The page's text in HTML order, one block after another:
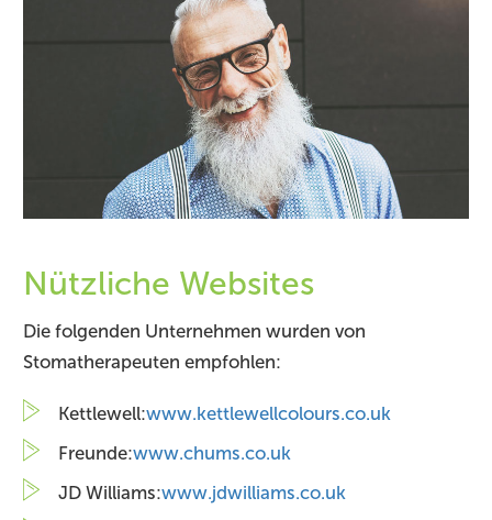
Nützliche Websites
Die folgenden Unternehmen wurden von
Stomatherapeuten empfohlen:
Kettlewell:www.kettlewellcolours.co.uk
Freunde:www.chums.co.uk
JD Williams:www.jdwilliams.co.uk